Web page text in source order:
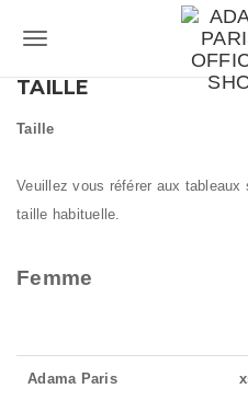
T
o
g
n
i
TAILLE
Taille
Veuillez vous référer aux
taille habituelle.
Femme
Adama Paris